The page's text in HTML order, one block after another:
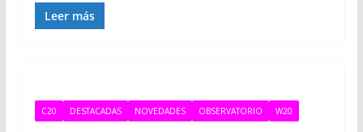
Leer más
C20 DESTACADAS NOVEDADES OBSERVATORIO W20